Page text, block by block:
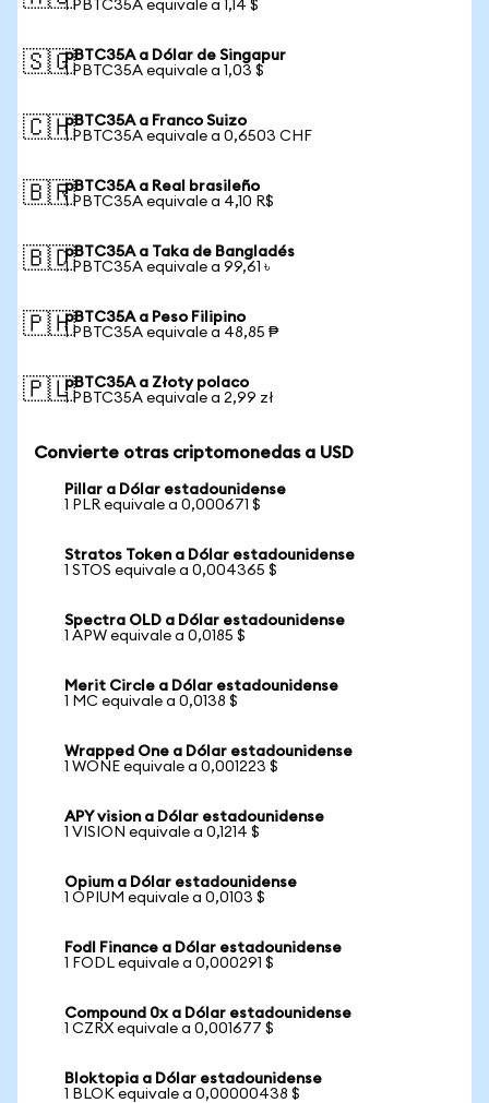
1 PBTC35A equivale a 1,14 $
🇸🇬pBTC35A a Dólar de Singapur
1 PBTC35A equivale a 1,03 $
🇨🇭pBTC35A a Franco Suizo
1 PBTC35A equivale a 0,6503 CHF
🇧🇷pBTC35A a Real brasileño
1 PBTC35A equivale a 4,10 R$
🇧🇩pBTC35A a Taka de Bangladés
1 PBTC35A equivale a 99,61 ৳
🇵🇭pBTC35A a Peso Filipino
1 PBTC35A equivale a 48,85 ₱
🇵🇱pBTC35A a Złoty polaco
1 PBTC35A equivale a 2,99 zł
Convierte otras criptomonedas a USD
Pillar a Dólar estadounidense
1 PLR equivale a 0,000671 $
Stratos Token a Dólar estadounidense
1 STOS equivale a 0,004365 $
Spectra OLD a Dólar estadounidense
1 APW equivale a 0,0185 $
Merit Circle a Dólar estadounidense
1 MC equivale a 0,0138 $
Wrapped One a Dólar estadounidense
1 WONE equivale a 0,001223 $
APY vision a Dólar estadounidense
1 VISION equivale a 0,1214 $
Opium a Dólar estadounidense
1 OPIUM equivale a 0,0103 $
Fodl Finance a Dólar estadounidense
1 FODL equivale a 0,000291 $
Compound 0x a Dólar estadounidense
1 CZRX equivale a 0,001677 $
Bloktopia a Dólar estadounidense
1 BLOK equivale a 0,00000438 $